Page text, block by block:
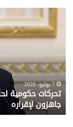
تحركات
حكومية
لحسم
قانون
القديم..والبرلمان:
جاهزون
لإقراره
7 يوليو، 2020
تحركات حكومية
جاهزون لإقراره